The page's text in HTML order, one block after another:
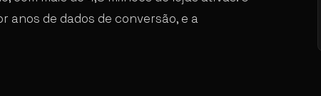
anos de dados de conversão, e a